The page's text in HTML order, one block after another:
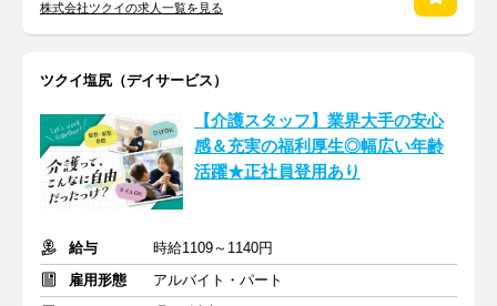
株式会社ツクイの求人一覧を見る
ツクイ塩尻（デイサービス）
【介護スタッフ】業界大手の安心
感＆充実の福利厚生◎幅広い年齢
活躍★正社員登用あり
給与
時給1109～1140円
雇用形態
アルバイト・パート